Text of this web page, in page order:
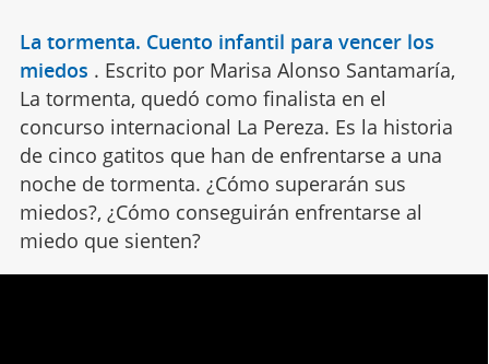
La tormenta. Cuento infantil para vencer los
miedos . Escrito por Marisa Alonso Santamaría,
La tormenta, quedó como finalista en el
concurso internacional La Pereza. Es la historia
de cinco gatitos que han de enfrentarse a una
noche de tormenta. ¿Cómo superarán sus
miedos?, ¿Cómo conseguirán enfrentarse al
miedo que sienten?